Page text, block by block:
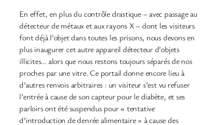
En effet, en plus du contrôle drastique – avec passage au
détecteur de métaux et aux rayons X – dont les visiteurs
font déjà l’objet dans toutes les prisons, nous devons en
plus inaugurer cet autre appareil détecteur d’objets
illicites… alors que nous restons toujours séparés de nos
proches par une vitre. Ce portail donne encore lieu à
d’autres renvois arbitraires : un visiteur s’est vu refuser
l’entrée à cause de son capteur pour le diabète, et ses
parloirs ont été suspendus pour « tentative
d’introduction de denrée alimentaire » à cause des